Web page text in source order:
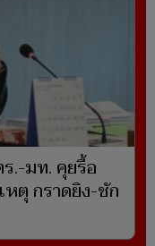
.-มท. คุยรื้อ
ตุ กราดยิง-ชัก